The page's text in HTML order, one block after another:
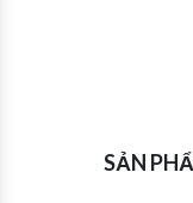
SẢN